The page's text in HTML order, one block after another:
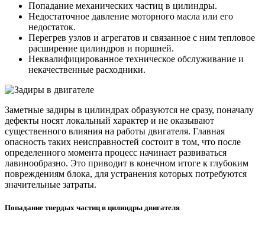
Попадание механических частиц в цилиндры.
Недостаточное давление моторного масла или его
недостаток.
Перегрев узлов и агрегатов и связанное с ним тепловое
расширение цилиндров и поршней.
Неквалифицированное техническое обслуживание и
некачественные расходники.
Заметные задиры в цилиндрах образуются не сразу, поначалу
дефекты носят локальный характер и не оказывают
существенного влияния на работы двигателя. Главная
опасность таких неисправностей состоит в том, что после
определенного момента процесс начинает развиваться
лавинообразно. Это приводит в конечном итоге к глубоким
повреждениям блока, для устранения которых потребуются
значительные затраты.
Попадание твердых частиц в цилиндры двигателя